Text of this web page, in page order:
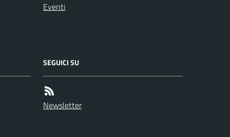
Eventi
SEGUICI SU
Newsletter